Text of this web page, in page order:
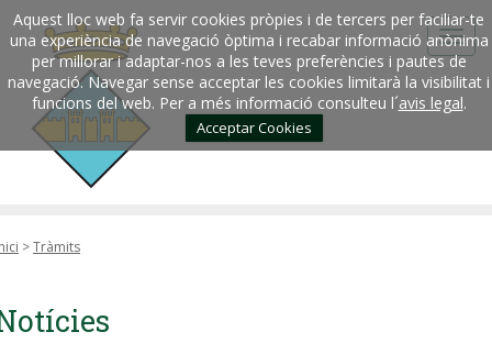
Aquest lloc web fa servir cookies pròpies i de tercers per faciliar-te
una experiència de navegació òptima i recabar informació anònima
per millorar i adaptar-nos a les teves preferències i pautes de
navegació. Navegar sense acceptar les cookies limitarà la visibilitat i
funcions del web. Per a més informació consulteu l´avis legal.
Acceptar Cookies
>Tràmits